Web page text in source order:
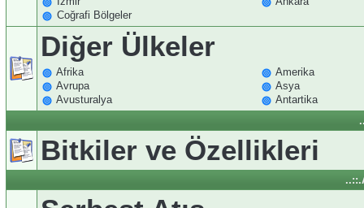
Coğrafi Bölgeler
Diğer Ülkeler
Afrika
Amerika
Avrupa
Asya
Avusturalya
Antartika
Bitkiler ve Özellikleri